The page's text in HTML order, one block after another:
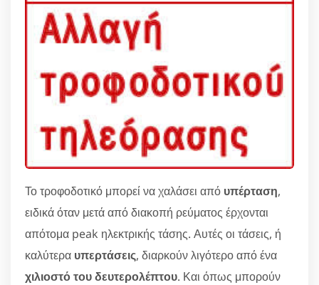
Το τροφοδοτικό μπορεί να χαλάσει από υπέρταση,
ειδικά όταν μετά από διακοπή ρεύματος έρχονται
απότομα peak ηλεκτρικής τάσης. Αυτές οι τάσεις, ή
καλύτερα υπερτάσεις, διαρκούν λιγότερο από ένα
χιλιοστό του δευτερολέπτου. Και όπως μπορούν